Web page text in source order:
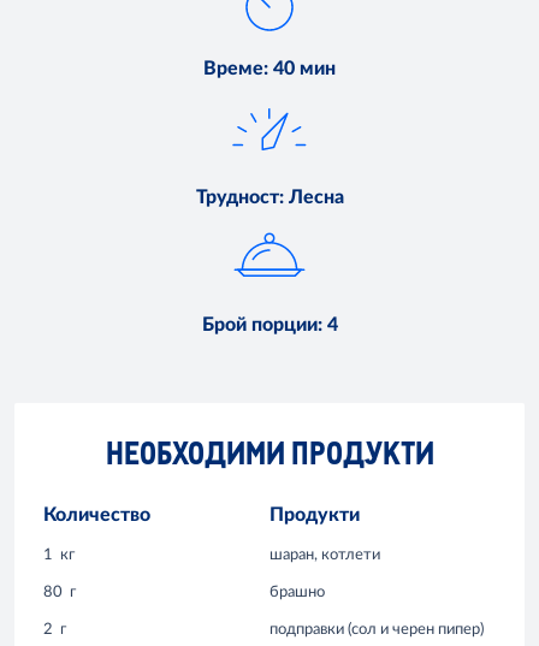
Време: 40 мин
Трудност: Лесна
Брой порции: 4
НЕОБХОДИМИ ПРОДУКТИ
Количество Продукти
1 кг шаран, котлети
80 г брашно
2 г подправки (сол и черен пипер)